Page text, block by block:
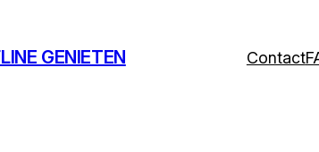
GENIETEN Contact